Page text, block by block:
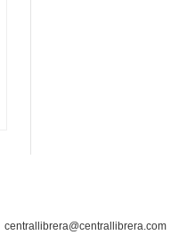
centrallibrera@centrallibrera.com